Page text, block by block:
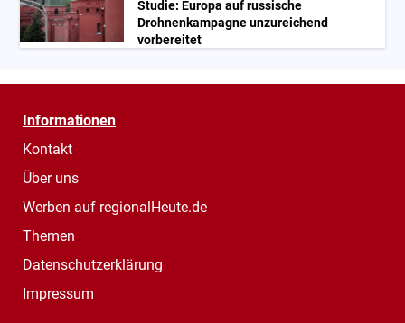
Studie: Europa auf russische
Drohnenkampagne unzureichend
vorbereitet
Informationen
Kontakt
Über uns
Werben auf regionalHeute.de
Themen
Datenschutzerklärung
Impressum